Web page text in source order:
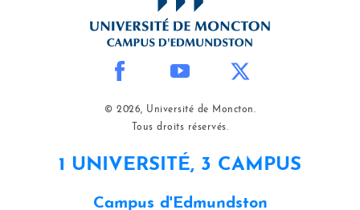
© 2026, Université de Moncton.
Tous droits réservés.
1 UNIVERSITÉ, 3 CAMPUS
Campus d'Edmundston